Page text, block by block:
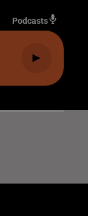
Podcasts